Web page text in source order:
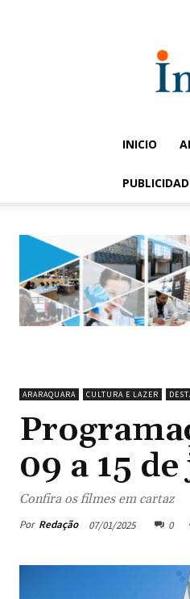
INICIO
ARARAQUARA CULTURA E LAZER
09 a 15
Confira os filmes em cartaz
Por Redação 07/01/2025 0